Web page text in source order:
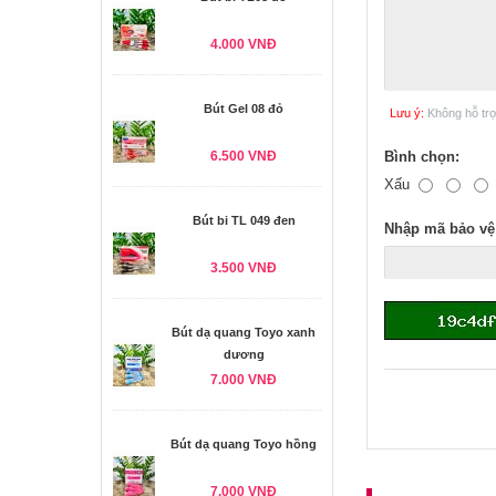
4.000 VNĐ
Bút Gel 08 đỏ
6.500 VNĐ
Bút bi TL 049 đen
3.500 VNĐ
Bút dạ quang Toyo xanh
dương
7.000 VNĐ
Bút dạ quang Toyo hồng
7.000 VNĐ
Lưu ý: Không hỗ
Bình chọn:
Xấu
Nhập mã bảo